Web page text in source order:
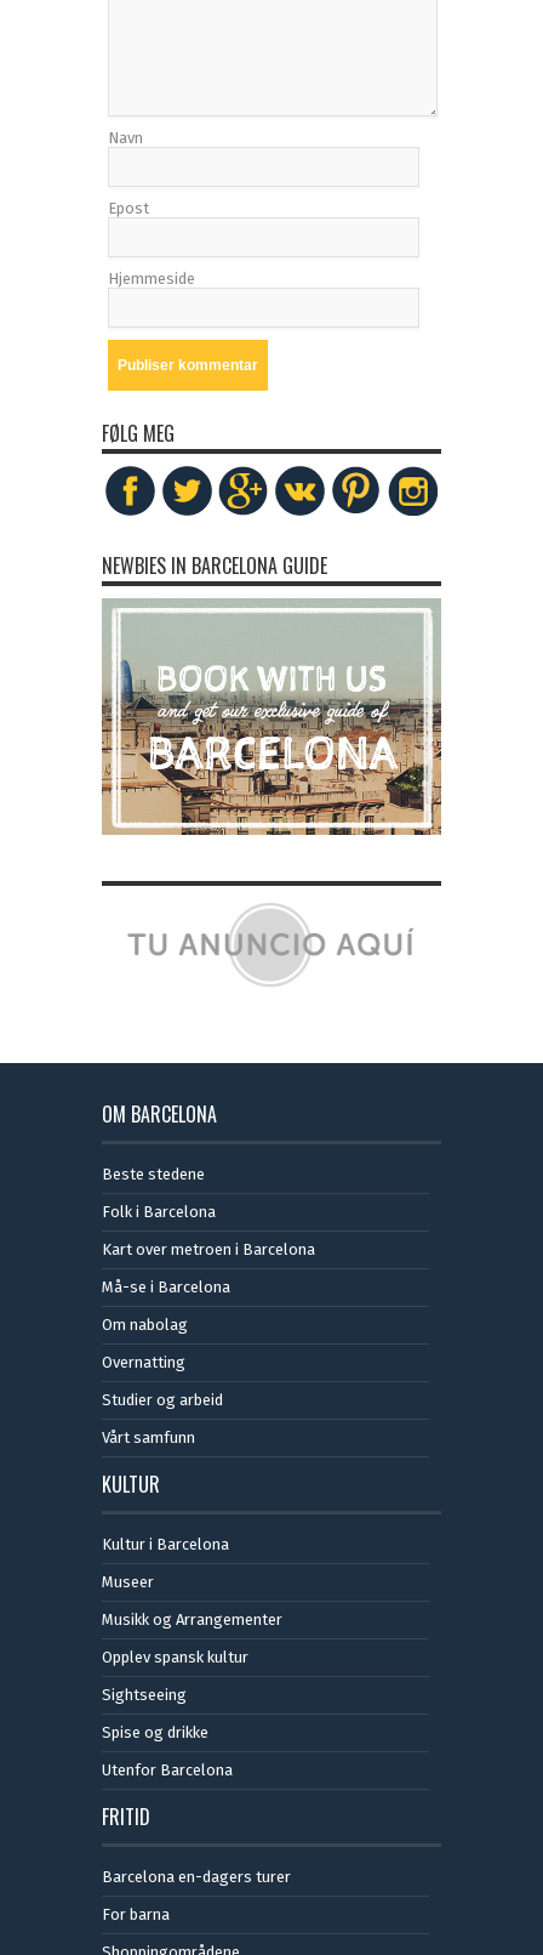
Navn
Epost
Hjemmeside
FØLG MEG
NEWBIES IN BARCELONA GUIDE
OM BARCELONA
Beste stedene
Folk i Barcelona
Kart over metroen i Barcelona
Må-se i Barcelona
Om nabolag
Overnatting
Studier og arbeid
Vårt samfunn
KULTUR
Kultur i Barcelona
Museer
Musikk og Arrangementer
Opplev spansk kultur
Sightseeing
Spise og drikke
Utenfor Barcelona
FRITID
Barcelona en-dagers turer
For barna